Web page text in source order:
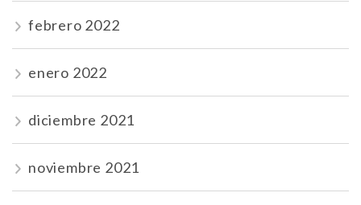
febrero 2022
enero 2022
diciembre 2021
noviembre 2021